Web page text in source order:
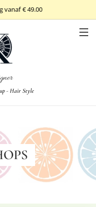
vanaf € 49.00
- Hair Style